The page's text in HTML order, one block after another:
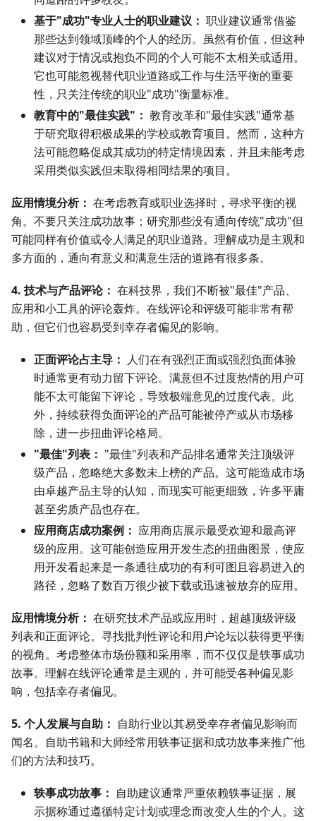
基于"成功"专业人士的职业建议： 职业建议通常借鉴
那些达到领域顶峰的个人的经历。虽然有价值，但这种
建议对于情况或抱负不同的个人可能不太相关或适用。
它也可能忽视替代职业道路或工作与生活平衡的重要
性，只关注传统的职业"成功"衡量标准。
教育中的"最佳实践"： 教育改革和"最佳实践"通常基
于研究取得积极成果的学校或教育项目。然而，这种方
法可能忽略促成其成功的特定情境因素，并且未能考虑
采用类似实践但未取得相同结果的项目。
应用情境分析： 在考虑教育或职业选择时，寻求平衡的视
角。不要只关注成功故事；研究那些没有通向传统"成功"但
可能同样有价值或令人满足的职业道路。理解成功是主观和
多方面的，通向有意义和满意生活的道路有很多条。
4. 技术与产品评论： 在科技界，我们不断被"最佳"产品、
应用和小工具的评论轰炸。在线评论和评级可能非常有帮
助，但它们也容易受到幸存者偏见的影响。
正面评论占主导： 人们在有强烈正面或强烈负面体验
时通常更有动力留下评论。满意但不过度热情的用户可
能不太可能留下评论，导致极端意见的过度代表。此
外，持续获得负面评论的产品可能被停产或从市场移
除，进一步扭曲评论格局。
"最佳"列表： "最佳"列表和产品排名通常关注顶级评
级产品，忽略绝大多数未上榜的产品。这可能造成市场
由卓越产品主导的认知，而现实可能更细致，许多平庸
甚至劣质产品也存在。
应用商店成功案例： 应用商店展示最受欢迎和最高评
级的应用。这可能创造应用开发生态的扭曲图景，使应
用开发看起来是一条通往成功的有利可图且容易进入的
路径，忽略了数百万很少被下载或迅速被放弃的应用。
应用情境分析： 在研究技术产品或应用时，超越顶级评级
列表和正面评论。寻找批判性评论和用户论坛以获得更平衡
的视角。考虑整体市场份额和采用率，而不仅仅是轶事成功
故事。理解在线评论通常是主观的，并可能受各种偏见影
响，包括幸存者偏见。
5. 个人发展与自助： 自助行业以其易受幸存者偏见影响而
闻名。自助书籍和大师经常用轶事证据和成功故事来推广他
们的方法和技巧。
轶事成功故事： 自助建议通常严重依赖轶事证据，展
示据称通过遵循特定计划或理念而改变人生的个人。这